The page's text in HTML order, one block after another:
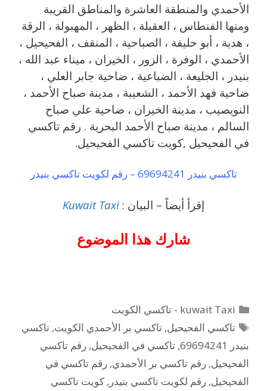
الأحمدي والمنطقة العاشرة والمناطق القريبة
‎ومنها الفنطاس ، العقيلة ، الظهر ، المهبولة ، الرقة
، هدية ، أبو حليفة ، الصباحية ، المنقف ، الفحيحيل ،
الأحمدي ، الوفرة ، الزور ، الخيران ، ميناء عبد الله ،
بنيدر ، الجليعة ، الضباعية ، ضاحية جابر العلي ،
ضاحية فهد الأحمد ، الشعيبة ، مدينة صباح الأحمد ،
النويصيب ، مدينة الخيران ، ضاحية علي صباح
السالم ، مدينة صباح الأحمد البحرية . رقم تاكسي
في الفحيحيل ,كويت تاكسي الفحيحيل.
تاكسي بنيدر 69694241 – رقم لكويت تاكسي بنيدر
إقرأ أيضاً – البيان : Kuwait Taxi
شارك هذا الموضوع
التصنيفات
kuwait Taxi - تاكسي الكويت
الوسوم
تاكسي الفحيحيل,تاكسي بر الأحمدي الكويت,تاكسي
بنيدر 69694241
, تاكسي في الفحيحيل, رقم تاكسي
الفحيحيل, رقم تاكسي بر الأحمدي, رقم تاكسي في
الفحيحيل, رقم لكويت تاكسي بنيدر , كويت تاكسي